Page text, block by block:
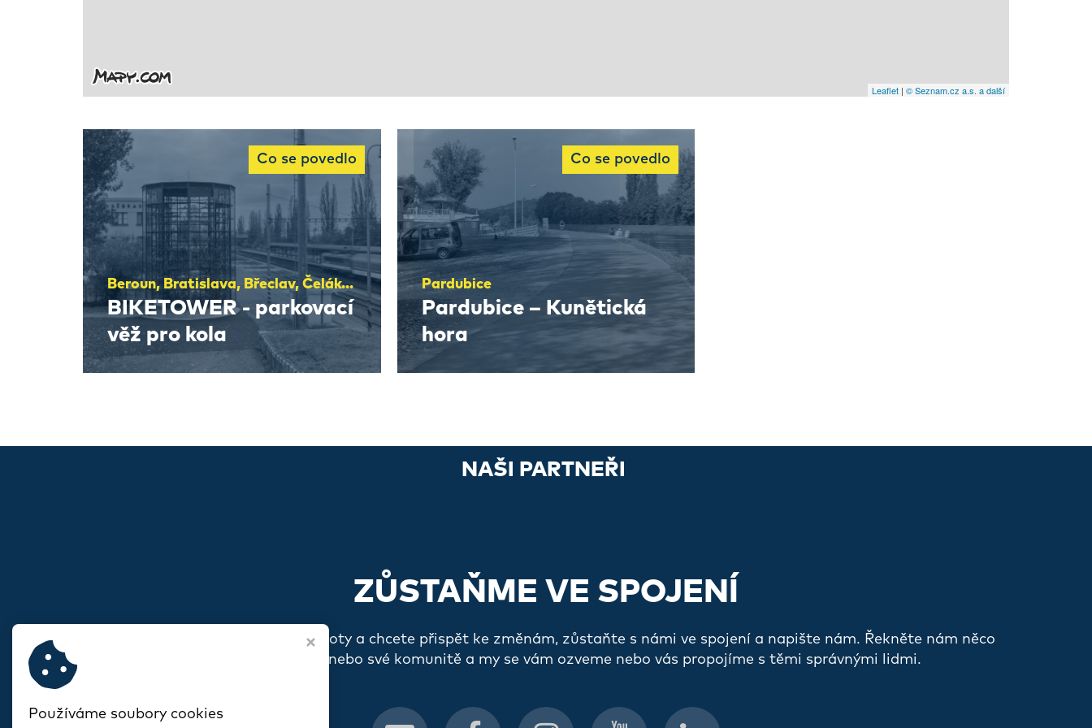
Leaflet | © Seznam.cz a.s. a další
Co se povedlo
Beroun, Bratislava, Břeclav, Čelákovice, Hodonín, Hradec Králové, Hranice, Jaroměř, Kolín, Litoměřice, Lysá nad Labem, Milovice, Moravská Třebová, Pardubice, Poděbrady, Přerov, Trnava, Trutnov, Třinec
BIKETOWER - parkovací
věž pro kola
Co se povedlo
Pardubice
Pardubice – Kunětická
hora
NAŠI PARTNEŘI
ZŮSTAŇME VE SPOJENÍ
Pokud s vámi rezonují naše hodnoty a chcete přispět ke změnám, zůstaňte s námi ve spojení a napište nám. Řekněte nám něco
o sobě, o svém spolku nebo své komunitě a my se vám ozveme nebo vás propojíme s těmi správnými lidmi.
Používáme soubory cookies